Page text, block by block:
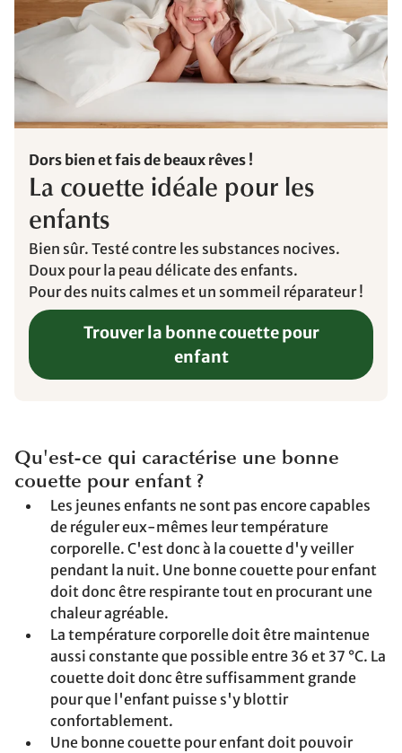
Dors bien et fais de beaux rêves !
La couette idéale pour les
enfants
Bien sûr. Testé contre les substances nocives.
Doux pour la peau délicate des enfants.
Pour des nuits calmes et un sommeil réparateur !
Trouver la bonne couette pour
enfant
Qu'est-ce qui caractérise une bonne
couette pour enfant ?
Les jeunes enfants ne sont pas encore capables
de réguler eux-mêmes leur température
corporelle. C'est donc à la couette d'y veiller
pendant la nuit. Une bonne couette pour enfant
doit donc être respirante tout en procurant une
chaleur agréable.
La température corporelle doit être maintenue
aussi constante que possible entre 36 et 37 °C. La
couette doit donc être suffisamment grande
pour que l'enfant puisse s'y blottir
confortablement.
Une bonne couette pour enfant doit pouvoir